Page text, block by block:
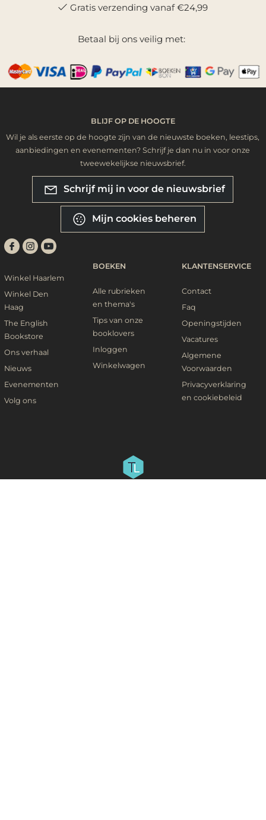
Gratis verzending vanaf €24,99
Betaal bij ons veilig met:
BLIJF OP DE HOOGTE
Wil je als eerste op de hoogte zijn van de nieuwste boeken, leestips,
aanbiedingen en evenementen? Schrijf je dan nu in voor onze
tweewekelijkse nieuwsbrief.
Schrijf mij in voor de nieuwsbrief
Mijn cookies beheren
Winkel Haarlem
Winkel Den
Haag
The English
Bookstore
Ons verhaal
Nieuws
Evenementen
Volg ons
BOEKEN
Alle rubrieken
en thema's
Tips van onze
booklovers
Inloggen
Winkelwagen
KLANTENSERVICE
Contact
Faq
Openingstijden
Vacatures
Algemene
Voorwaarden
Privacyverklaring
en cookiebeleid